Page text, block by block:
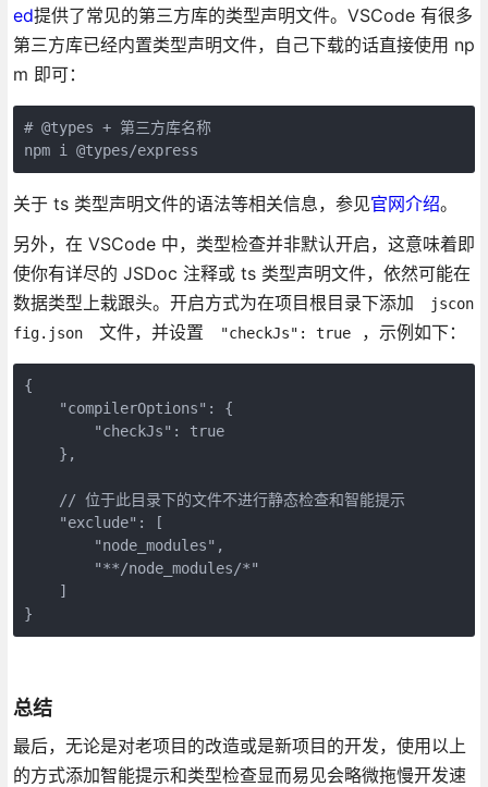
ed提供了常见的第三方库的类型声明文件。VSCode 有很多
第三方库已经内置类型声明文件，自己下载的话直接使用 np
m 即可：
# @types + 第三方库名称
npm i @types/express
关于 ts 类型声明文件的语法等相关信息，参见官网介绍。
另外，在 VSCode 中，类型检查并非默认开启，这意味着即
使你有详尽的 JSDoc 注释或 ts 类型声明文件，依然可能在
数据类型上栽跟头。开启方式为在项目根目录下添加
jscon
fig.json
文件，并设置 "checkJs": true ，示例如下：
{
    "compilerOptions": {
        "checkJs": true
    },
    // 位于此目录下的文件不进行静态检查和智能提示
    "exclude": [
        "node_modules",
        "**/node_modules/*"
    ]
}
总结
最后，无论是对老项目的改造或是新项目的开发，使用以上
的方式添加智能提示和类型检查显而易见会略微拖慢开发速